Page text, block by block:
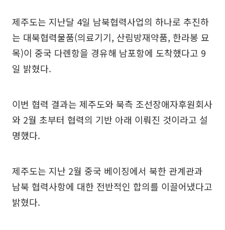
제주도는 지난달 4일 남북협력사업의 하나로 추진하
는 대북협력물품(의료기기, 산림방재약품, 한라봉 묘
목)이 중국 다롄항을 경유해 남포항에 도착했다고 9
일 밝혔다.
이번 협력 결과는 제주도와 북측 조선장애자후원회사
와 2월 초부터 협력의 기반 아래 이뤄진 것이라고 설
명했다.
제주도는 지난 2월 중국 베이징에서 북한 관계관과
남북 협력사항에 대한 전반적인 합의를 이끌어냈다고
밝혔다.